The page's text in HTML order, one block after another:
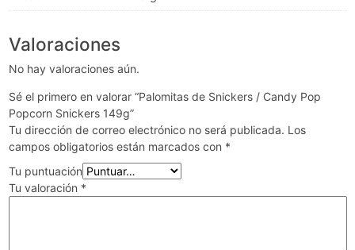
Valoraciones
No hay valoraciones aún.
Sé el primero en valorar “Palomitas de Snickers / Candy Pop
Popcorn Snickers 149g”
Tu dirección de correo electrónico no será publicada. Los
campos obligatorios están marcados con *
Tu puntuación
Tu valoración *